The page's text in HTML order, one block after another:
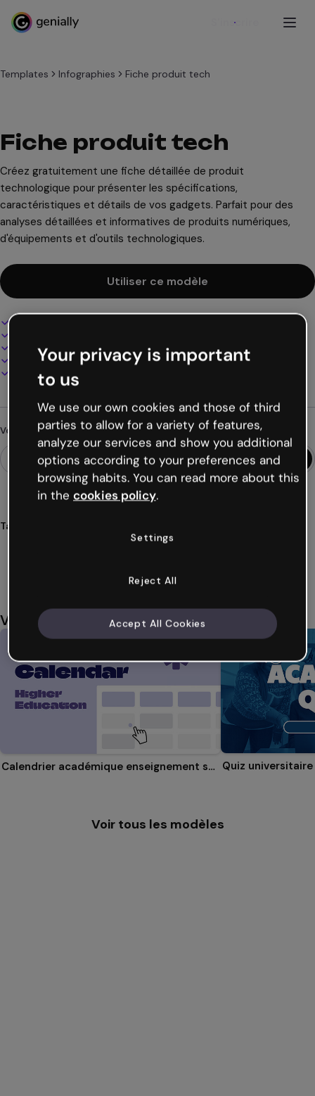
S'inscrire
Templates Infographies Fiche produit tech
Fiche produit tech
Créez gratuitement une fiche détaillée de produit
technologique pour présenter les spécifications,
caractéristiques et détails de vos gadgets. Parfait pour des
analyses détaillées et informatives de produits numériques,
d'équipements et d'outils technologiques.
Utiliser ce modèle
Ajoutez audio, vidéo et multimédia
Présentez, partagez ou publiez en ligne
Téléchargez en PDF, MP4 et autres formats
Vous cherchez autre chose ?
Tags
technologie
Vous aimerez aussi
Calendrier académique enseignement supérieur Quiz universitaire
Voir tous les modèles
Your privacy is important
to us
We use our own cookies and those of third
parties to allow for a variety of features,
analyze our services and show you additional
options according to your preferences and
browsing habits. You can read more about this
in the cookies policy.
Settings
Reject All
Accept All Cookies